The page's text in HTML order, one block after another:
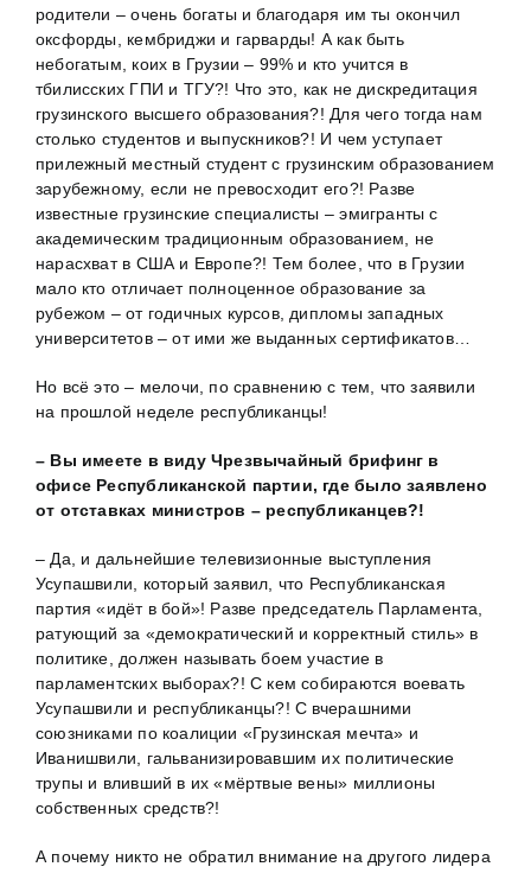
родители – очень богаты и благодаря им ты окончил
оксфорды, кембриджи и гарварды! А как быть
небогатым, коих в Грузии – 99% и кто учится в
тбилисских ГПИ и ТГУ?! Что это, как не дискредитация
грузинского высшего образования?! Для чего тогда нам
столько студентов и выпускников?! И чем уступает
прилежный местный студент с грузинским образованием
зарубежному, если не превосходит его?! Разве
известные грузинские специалисты – эмигранты с
академическим традиционным образованием, не
нарасхват в США и Европе?! Тем более, что в Грузии
мало кто отличает полноценное образование за
рубежом – от годичных курсов, дипломы западных
университетов – от ими же выданных сертификатов…
Но всё это – мелочи, по сравнению с тем, что заявили
на прошлой неделе республиканцы!
– Вы имеете в виду Чрезвычайный брифинг в
офисе Республиканской партии, где было заявлено
от отставках министров – республиканцев?!
– Да, и дальнейшие телевизионные выступления
Усупашвили, который заявил, что Республиканская
партия «идёт в бой»! Разве председатель Парламента,
ратующий за «демократический и корректный стиль» в
политике, должен называть боем участие в
парламентских выборах?! С кем собираются воевать
Усупашвили и республиканцы?! С вчерашними
союзниками по коалиции «Грузинская мечта» и
Иванишвили, гальванизировавшим их политические
трупы и вливший в их «мёртвые вены» миллионы
собственных средств?!
А почему никто не обратил внимание на другого лидера